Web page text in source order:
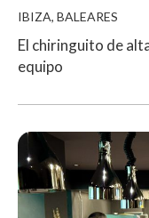
IBIZA, BALEARES
El chiringuito de
equipo